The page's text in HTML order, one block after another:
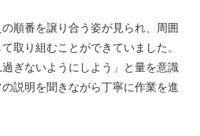
順番を譲り合う姿が見られ、周囲
取り組むことができていました。
ぎないようにしよう」と量を意識
説明を聞きながら丁寧に作業を進